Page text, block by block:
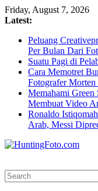
Skip
to
Friday, August 7, 2026
Latest:
Peluang
Per Bulan Dari
Suatu Pagi di
Cara Memotret
Fotografer
Memahami Green
Membuat Video
Ronaldo
Arab, Messi